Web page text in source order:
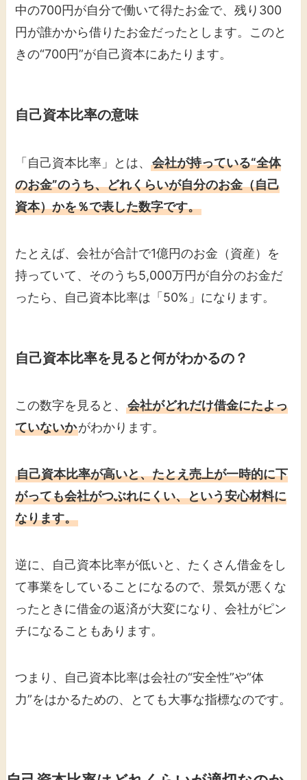
中の700円が自分で働いて得たお金で、残り300
円が誰かから借りたお金だったとします。このと
きの“700円”が自己資本にあたります。
自己資本比率の意味
「自己資本比率」とは、会社が持っている“全体
のお金”のうち、どれくらいが自分のお金（自己
資本）かを％で表した数字です。
たとえば、会社が合計で1億円のお金（資産）を
持っていて、そのうち5,000万円が自分のお金だ
ったら、自己資本比率は「50%」になります。
自己資本比率を見ると何がわかるの？
この数字を見ると、会社がどれだけ借金にたよっ
ていないかがわかります。
自己資本比率が高いと、たとえ売上が一時的に下
がっても会社がつぶれにくい、という安心材料に
なります。
逆に、自己資本比率が低いと、たくさん借金をし
て事業をしていることになるので、景気が悪くな
ったときに借金の返済が大変になり、会社がピン
チになることもあります。
つまり、自己資本比率は会社の“安全性”や“体
力”をはかるための、とても大事な指標なのです。